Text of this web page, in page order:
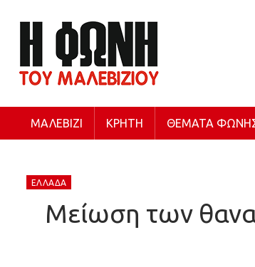
ΜΑΛΕΒΊΖΙ ΚΡΉΤΗ ΘΈΜΑΤΑ
ΕΛΛΆΔΑ
Μείωση των